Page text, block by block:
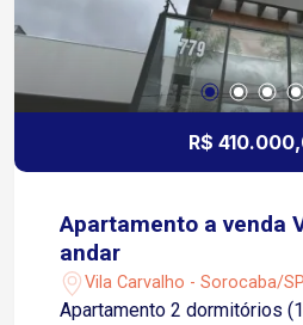
R$
Apartamento a venda
andar
Vila Carvalho - Sorocaba/SP
Apartamento 2 dormitórios